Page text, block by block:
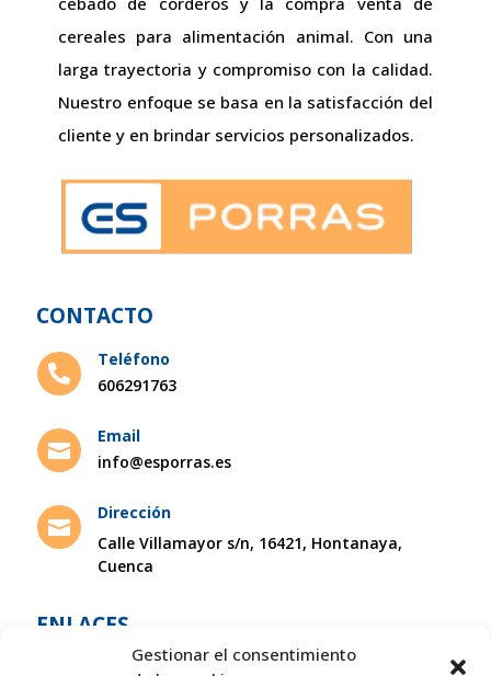
Gestionar el consentimiento
cereales para alimentación animal. Con una
larga trayectoria y compromiso con la calidad.
Nuestro enfoque se basa en la satisfacción del
cliente y en brindar servicios personalizados.
CONTACTO

Teléfono
606291763

Email
info@esporras.es

Dirección
Calle Villamayor s/n, 16421, Hontanaya,
Cuenca
ENLACES